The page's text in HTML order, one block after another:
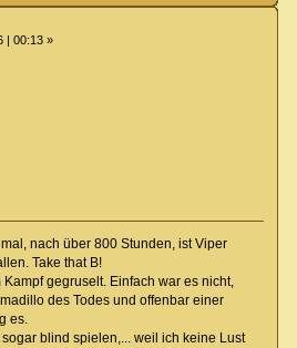
| 00:13 »
nach über 800 Stunden, ist Viper
Take that B!
gegruselt. Einfach war es nicht,
des Todes und offenbar einer
es.
blind spielen,... weil ich keine Lust